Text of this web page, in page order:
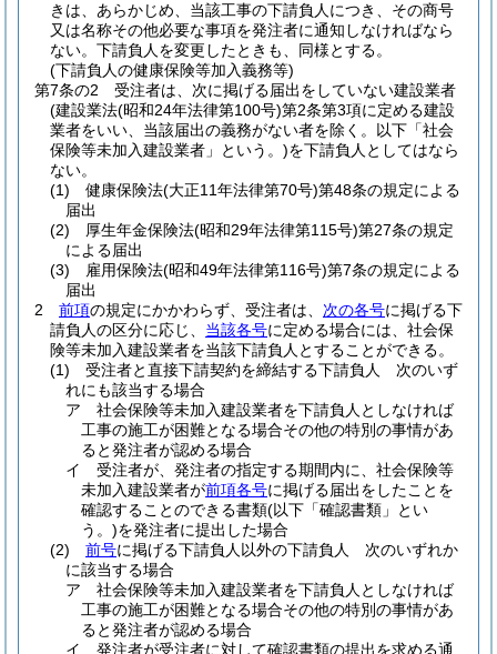
きは、あらかじめ、当該工事の下請負人につき、その商号
又は名称その他必要な事項を発注者に通知しなければなら
ない。 下請負人を変更したときも、同様とする。
(下請負人の健康保険等加入義務等)
第7条の2
受注者は、次に掲げる届出をしていない建設業者
(建設業法(昭和24年法律第100号)第2条第3項に定める建設
業者をいい、当該届出の義務がない者を除く。以下「社会
保険等未加入建設業者」という。)を下請負人としてはなら
ない。
(1)
健康保険法(大正11年法律第70号)第48条の規定による
届出
(2)
厚生年金保険法(昭和29年法律第115号)第27条の規定
による届出
(3)
雇用保険法(昭和49年法律第116号)第7条の規定による
届出
2
前項の規定にかかわらず、受注者は、 次の各号に掲げる下
請負人の区分に応じ、 当該各号に定める場合には、社会保
険等未加入建設業者を当該下請負人とすることができる。
(1)
受注者と直接下請契約を締結する下請負人 次のいず
れにも該当する場合
ア
社会保険等未加入建設業者を下請負人としなければ
工事の施工が困難となる場合その他の特別の事情があ
ると発注者が認める場合
イ
受注者が、発注者の指定する期間内に、社会保険等
未加入建設業者が前項各号に掲げる届出をしたことを
確認することのできる書類(以下「確認書類」とい
う。)を発注者に提出した場合
(2)
前号に掲げる下請負人以外の下請負人 次のいずれか
に該当する場合
ア
社会保険等未加入建設業者を下請負人としなければ
工事の施工が困難となる場合その他の特別の事情があ
ると発注者が認める場合
イ
発注者が受注者に対して確認書類の提出を求める通